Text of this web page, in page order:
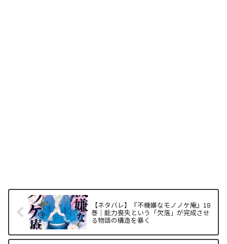
【ネタバレ】『不機嫌なモノノケ庵』18
巻｜能力喪失という「欠落」が完成させ
る物語の構造を暴く